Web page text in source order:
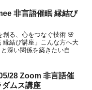
非言語催眠 縁結び
創る、心をつなぐ技術 🌸
縁結び講座」こんな方へ大
深い関係を築きたい自分
授技法内容🎩Gentle紳士淑
る...
28 Zoom 非言語催
ムス講座